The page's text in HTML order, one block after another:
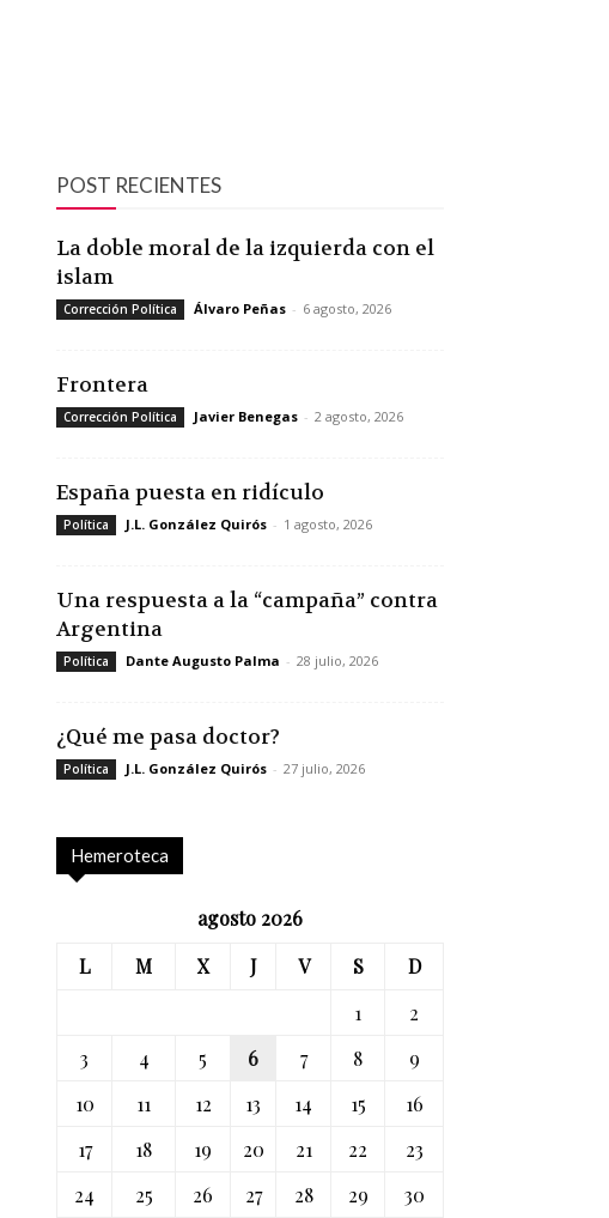
POST RECIENTES
La doble moral de la izquierda con el
islam
Corrección Política Álvaro Peñas - 6 agosto, 2026
Frontera
Corrección Política Javier Benegas - 2 agosto, 2026
España puesta en ridículo
Política J.L. González Quirós - 1 agosto, 2026
Una respuesta a la “campaña” contra
Argentina
Política Dante Augusto Palma - 28 julio, 2026
¿Qué me pasa doctor?
Política J.L. González Quirós - 27 julio, 2026
Hemeroteca
agosto 2026
L
M X J V S
D
1
2
3
4 5 6 7 8
9
10
11 12 13 14 15
16
17
18 19 20 21 22
23
24
25 26 27 28 29
30